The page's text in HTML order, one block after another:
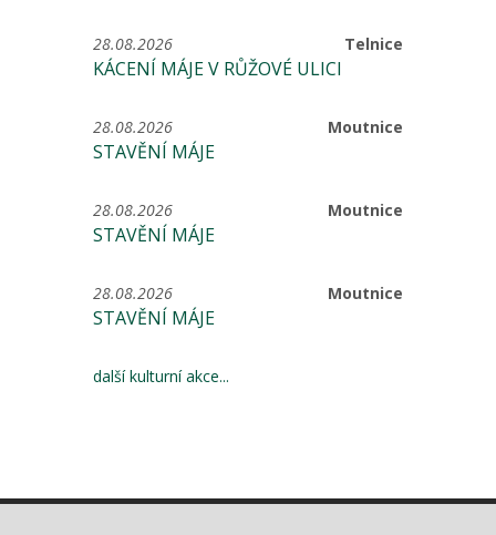
Telnice
28.08.2026
KÁCENÍ MÁJE V RŮŽOVÉ ULICI
Moutnice
28.08.2026
STAVĚNÍ MÁJE
Moutnice
28.08.2026
STAVĚNÍ MÁJE
Moutnice
28.08.2026
STAVĚNÍ MÁJE
další kulturní akce...